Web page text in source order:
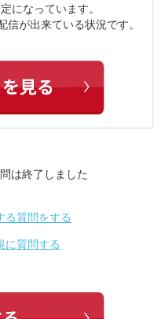
になっています。
信が出来ている状況です。
は終了しました
る質問をする
に質問する